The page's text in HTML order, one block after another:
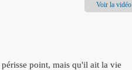
Voir la vidéo
point, mais qu'il ait la vie